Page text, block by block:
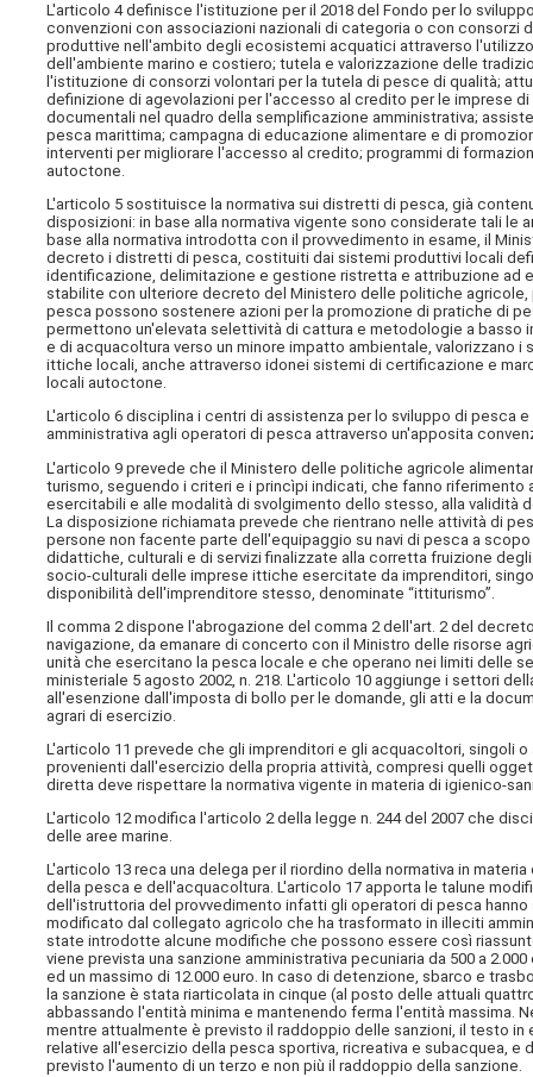
L'articolo 4 definisce l'istituzione per il 2018 del Fondo per lo
convenzioni con associazioni nazionali di categoria o con
produttive nell'ambito degli ecosistemi acquatici attraverso
dell'ambiente marino e costiero; tutela e valorizzazione delle
l'istituzione di consorzi volontari per la tutela di pesce di qualità;
definizione di agevolazioni per l'accesso al credito per le imprese
documentali nel quadro della semplificazione amministrativa;
pesca marittima; campagna di educazione alimentare e di
interventi per migliorare l'accesso al credito; programmi di
autoctone.
L'articolo 5 sostituisce la normativa sui distretti di pesca, già
disposizioni: in base alla normativa vigente sono considerate tali
base alla normativa introdotta con il provvedimento in esame, il
decreto i distretti di pesca, costituiti dai sistemi produttivi locali
identificazione, delimitazione e gestione ristretta e attribuzione
stabilite con ulteriore decreto del Ministero delle politiche
pesca possono sostenere azioni per la promozione di pratiche di
permettono un'elevata selettività di cattura e metodologie a
e di acquacoltura verso un minore impatto ambientale, valorizzano
ittiche locali, anche attraverso idonei sistemi di certificazione e
locali autoctone.
L'articolo 6 disciplina i centri di assistenza per lo sviluppo di
amministrativa agli operatori di pesca attraverso un'apposita
L'articolo 9 prevede che il Ministero delle politiche agricole
turismo, seguendo i criteri e i princìpi indicati, che fanno
esercitabili e alle modalità di svolgimento dello stesso, alla validità
La disposizione richiamata prevede che rientrano nelle attività di
persone non facente parte dell'equipaggio su navi di pesca a
didattiche, culturali e di servizi finalizzate alla corretta fruizione
socio-culturali delle imprese ittiche esercitate da imprenditori,
disponibilità dell'imprenditore stesso, denominate “ittiturismo”.
Il comma 2 dispone l'abrogazione del comma 2 dell'art. 2 del
navigazione, da emanare di concerto con il Ministro delle risorse
unità che esercitano la pesca locale e che operano nei limiti delle
ministeriale 5 agosto 2002, n. 218. L'articolo 10 aggiunge i settori
all'esenzione dall'imposta di bollo per le domande, gli atti e la
agrari di esercizio.
L'articolo 11 prevede che gli imprenditori e gli acquacoltori, singoli
provenienti dall'esercizio della propria attività, compresi quelli
diretta deve rispettare la normativa vigente in materia di igienico-
L'articolo 12 modifica l'articolo 2 della legge n. 244 del 2007 che
delle aree marine.
L'articolo 13 reca una delega per il riordino della normativa in
della pesca e dell'acquacoltura. L'articolo 17 apporta le talune
dell'istruttoria del provvedimento infatti gli operatori di pesca
modificato dal collegato agricolo che ha trasformato in illeciti
state introdotte alcune modifiche che possono essere così
viene prevista una sanzione amministrativa pecuniaria da 500 a
ed un massimo di 12.000 euro. In caso di detenzione, sbarco e
la sanzione è stata riarticolata in cinque (al posto delle attuali
abbassando l'entità minima e mantenendo ferma l'entità massima.
mentre attualmente è previsto il raddoppio delle sanzioni, il testo
relative all'esercizio della pesca sportiva, ricreativa e subacquea,
previsto l'aumento di un terzo e non più il raddoppio della sanzione.